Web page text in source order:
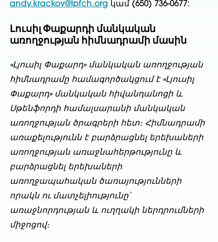
andy.krackov@lpfch.org կամ (650) 736-0677:
Լուսիլ Փաքարդի մանկական
առողջության հիմնադրամի մասին
«Լյուսիլ Փաքարդ» մանկական առողջության
հիմնադրամը համագործակցում է «Լյուսիլ
Փաքարդ» մանկական հիվանդանոցի և
Սթենֆորդի համալսարանի մանկական
առողջության ծրագրերի հետ։ Հիմնադրամի
առաքելությունն է բարձրացնել երեխաների
առողջության առաջնահերթությունը և
բարձրացնել երեխաների
առողջապահական ծառայությունների
որակն ու մատչելիությունը՝
առաջնորդության և ուղղակի ներդրումների
միջոցով։